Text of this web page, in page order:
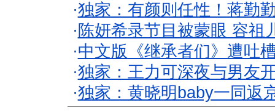
·独家：有颜则任性！蒋勤
· 陈妍希录节目被蒙眼 容祖
·中文版《继承者们》遭吐
·独家：王力可深夜与男友
·独家：黄晓明baby一同返